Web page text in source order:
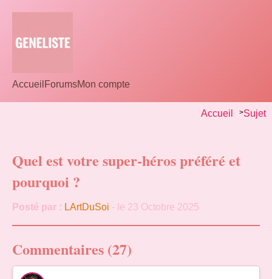
Accueil ForumsMon compte
Accueil >Sujet
Quel est votre super-héros préféré et
pourquoi ?
Posté par : LArtDuSoi - le 23 Octobre 2025
Commentaires (27)